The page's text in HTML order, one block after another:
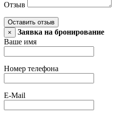
Отзыв
Оставить отзыв
×
Заявка на бронирование
Ваше имя
Номер телефона
E-Mail